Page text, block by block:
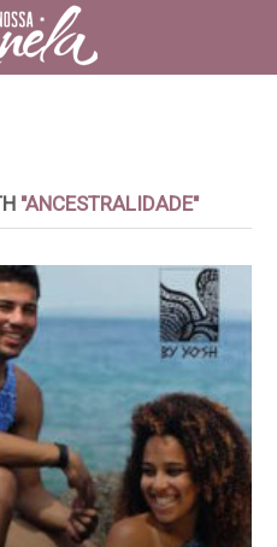
"ANCESTRALIDADE"